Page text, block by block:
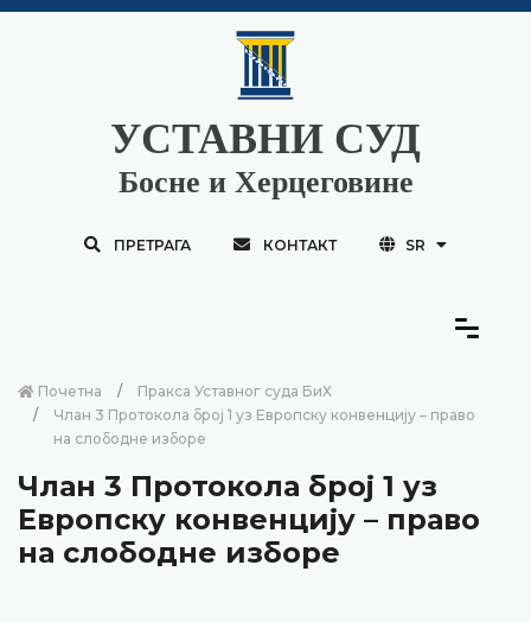
УСТАВНИ СУД
Босне и Херцеговине
ПРЕТРАГА КОНТАКТ SR
Почетна
Пракса Уставног суда БиХ
Члан 3 Протокола број 1 уз Европску конвенцију – право
на слободне изборе
Члан 3 Протокола број 1 уз
Европску конвенцију – право
на слободне изборе